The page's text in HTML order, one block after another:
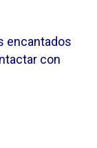
encantados
con